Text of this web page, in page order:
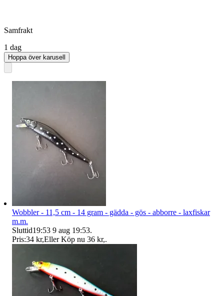
Samfrakt
1 dag
Hoppa över karusell
Wobbler - 11,5 cm - 14 gram - gädda - gös - abborre - laxfiskar
m.m.
Sluttid19:53 9 aug 19:53.
Pris:34 kr,Eller Köp nu 36 kr,.